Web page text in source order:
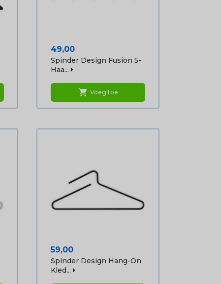
Prijs
49,00
Spinder Design Fusion 5-
Haa...
shopping_cart Voeg toe
Prijs
59,00
Spinder Design Hang-On
Kled...